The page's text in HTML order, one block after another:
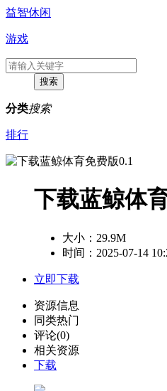
益智休闲
游戏
分类搜索
排行
下载蓝鲸体
大小： 29.9M
时间：2025-07-14
立即下载
资源信息
同类热门
评论(0)
相关资源
下载